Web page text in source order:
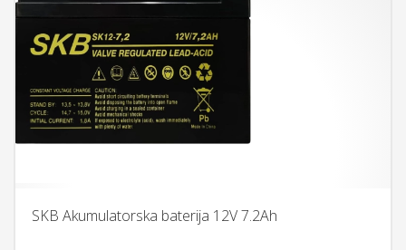
SKB Akumulatorska baterija 12V 7.2Ah